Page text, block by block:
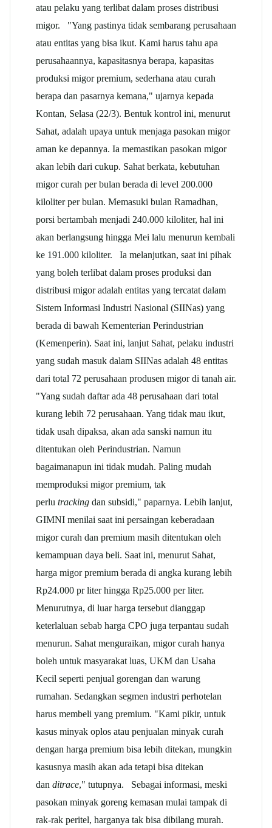
atau pelaku yang terlibat dalam proses distribusi
migor. "Yang pastinya tidak sembarang perusahaan
atau entitas yang bisa ikut. Kami harus tahu apa
perusahaannya, kapasitasnya berapa, kapasitas
produksi migor premium, sederhana atau curah
berapa dan pasarnya kemana," ujarnya kepada
Kontan, Selasa (22/3). Bentuk kontrol ini, menurut
Sahat, adalah upaya untuk menjaga pasokan migor
aman ke depannya. Ia memastikan pasokan migor
akan lebih dari cukup. Sahat berkata, kebutuhan
migor curah per bulan berada di level 200.000
kiloliter per bulan. Memasuki bulan Ramadhan,
porsi bertambah menjadi 240.000 kiloliter, hal ini
akan berlangsung hingga Mei lalu menurun kembali
ke 191.000 kiloliter. Ia melanjutkan, saat ini pihak
yang boleh terlibat dalam proses produksi dan
distribusi migor adalah entitas yang tercatat dalam
Sistem Informasi Industri Nasional (SIINas) yang
berada di bawah Kementerian Perindustrian
(Kemenperin). Saat ini, lanjut Sahat, pelaku industri
yang sudah masuk dalam SIINas adalah 48 entitas
dari total 72 perusahaan produsen migor di tanah air.
"Yang sudah daftar ada 48 perusahaan dari total
kurang lebih 72 perusahaan. Yang tidak mau ikut,
tidak usah dipaksa, akan ada sanski namun itu
ditentukan oleh Perindustrian. Namun
bagaimanapun ini tidak mudah. Paling mudah
memproduksi migor premium, tak
perlu tracking dan subsidi," paparnya. Lebih lanjut,
GIMNI menilai saat ini persaingan keberadaan
migor curah dan premium masih ditentukan oleh
kemampuan daya beli. Saat ini, menurut Sahat,
harga migor premium berada di angka kurang lebih
Rp24.000 pr liter hingga Rp25.000 per liter.
Menurutnya, di luar harga tersebut dianggap
keterlaluan sebab harga CPO juga terpantau sudah
menurun. Sahat menguraikan, migor curah hanya
boleh untuk masyarakat luas, UKM dan Usaha
Kecil seperti penjual gorengan dan warung
rumahan. Sedangkan segmen industri perhotelan
harus membeli yang premium. "Kami pikir, untuk
kasus minyak oplos atau penjualan minyak curah
dengan harga premium bisa lebih ditekan, mungkin
kasusnya masih akan ada tetapi bisa ditekan
dan ditrace," tutupnya. Sebagai informasi, meski
pasokan minyak goreng kemasan mulai tampak di
rak-rak peritel, harganya tak bisa dibilang murah.